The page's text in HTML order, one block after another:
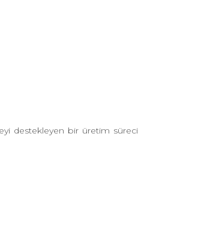
destekleyen bir üretim süreci